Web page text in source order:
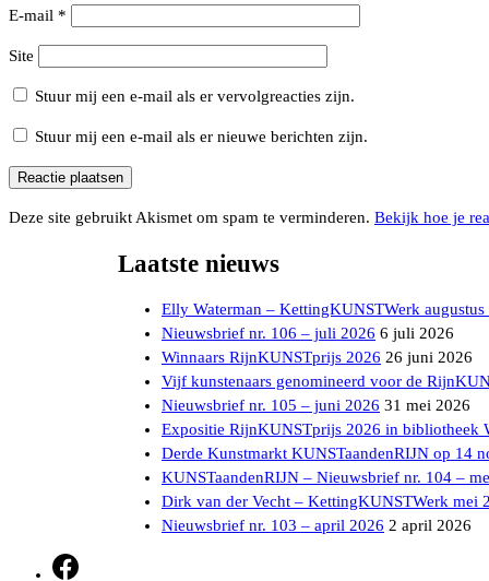
E-mail *
Site
Stuur mij een e-mail als er vervolgreacties zijn.
Stuur mij een e-mail als er nieuwe berichten zijn.
Deze site gebruikt Akismet om spam te verminderen. Bekijk hoe je
Laatste nieuws
Elly Waterman – KettingKUNSTWerk augustus
Nieuwsbrief nr. 106 – juli 2026 6 juli 2026
Winnaars RijnKUNSTprijs 2026 26 juni 2026
Vijf kunstenaars genomineerd voor de
Nieuwsbrief nr. 105 – juni 2026 31 mei 2026
Expositie RijnKUNSTprijs 2026 in bibliotheek
Derde Kunstmarkt KUNSTaandenRIJN op 14
KUNSTaandenRIJN – Nieuwsbrief nr. 104 –
Dirk van der Vecht – KettingKUNSTWerk mei
Nieuwsbrief nr. 103 – april 2026 2 april 2026
Facebook